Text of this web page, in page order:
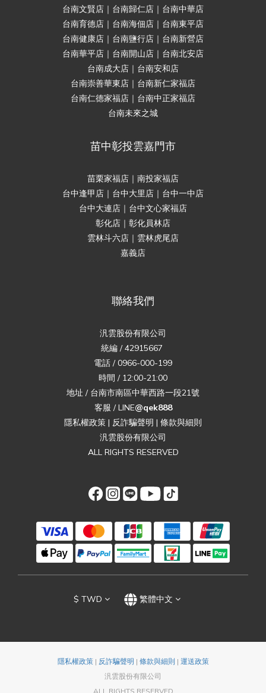
台南文賢店｜台南歸仁店｜台南中華店
台南育德店｜台南海佃店｜台南東平店
台南健康店｜台南鹽行店｜台南新營店
台南華平店｜台南開山店｜台南北安店
台南成大店｜台南安和店
台南崇善華東店｜台南新仁家福店
台南仁德家福店｜台南中正家福店
台南未來之城
苗中彰投雲嘉門市
苗栗家福店｜南投家福店
台中逢甲店｜台中大里店｜台中一中店
台中大連店｜台中文心家福店
彰化店｜彰化員林店
雲林斗六店｜雲林虎尾店
嘉義店
聯絡我們
汎雲股份有限公司
統編 / 42915667
電話 / 0966-000-199
時間 / 12:00-21:00
地址 / 台南市南區中華西路一段21號
客服 / LINE@qek888
隱私權政策 | 反詐騙聲明 | 條款與細則
汎雲股份有限公司
ALL RIGHTS RESERVED
$ TWD 繁體中文
隱私權政策| 反詐騙聲明 | 條款與細則 | 運送政策
汎雲股份有限公司
ALL RIGHTS RESERVED